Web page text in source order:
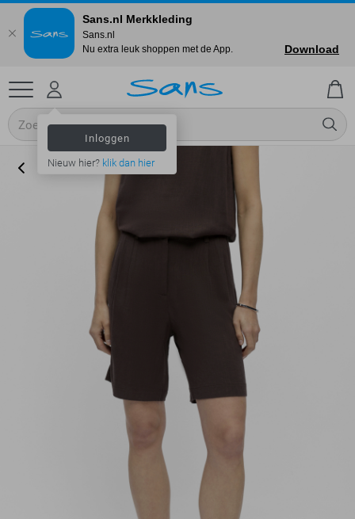
Inloggen
Nieuw hier? klik dan hier
Sans.nl Merkkleding
Sans.nl
Nu extra leuk shoppen met de App.
Download